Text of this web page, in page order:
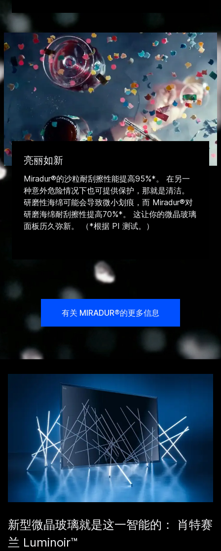
亮丽如新
Miradur®的沙粒耐刮擦性能提高95%*。 在另一
种意外危险情况下也可提供保护，那就是清洁。
研磨性海绵可能会导致微小划痕，而 Miradur®对
研磨海绵耐刮擦性提高70%*。 这让你的微晶玻璃
面板历久弥新。 （*根据 PI 测试。）
有关 MIRADUR®的更多信息
新型微晶玻璃就是这一智能的： 肖特赛
兰 Luminoir™